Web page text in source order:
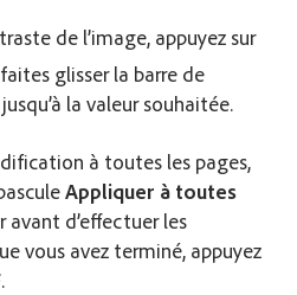
de l’image, appuyez sur
glisser la barre de
la valeur souhaitée.
à toutes les pages,
Appliquer à toutes
avant d’effectuer les
vous avez terminé, appuyez
.